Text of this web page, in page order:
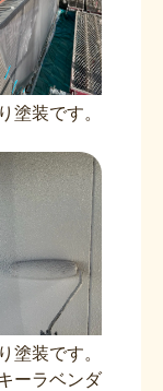
塗装です。
塗装です。
ーラベンダ